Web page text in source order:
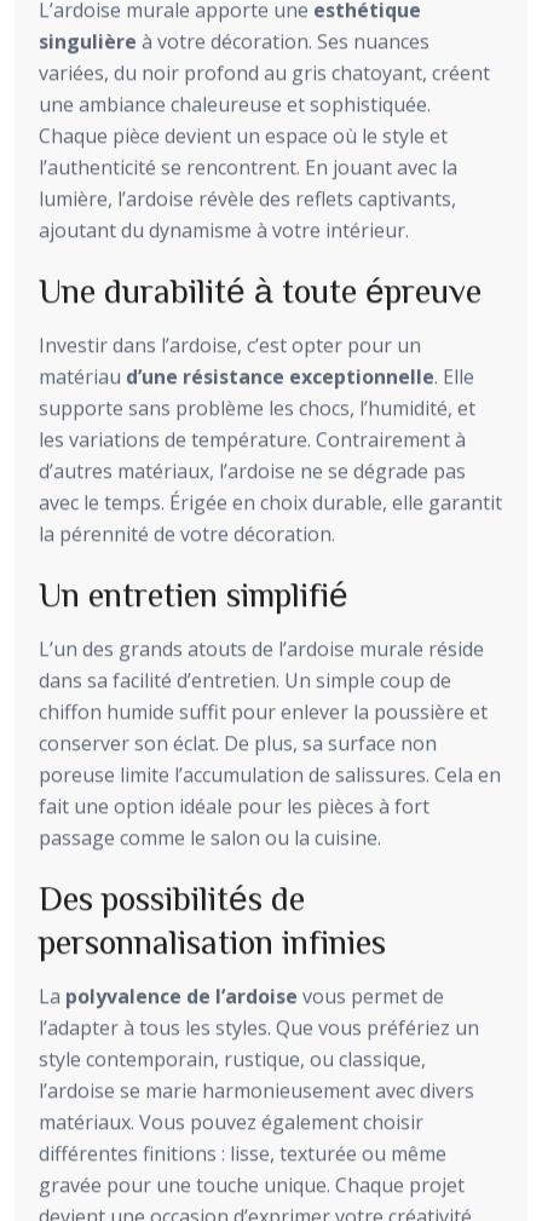
L’ardoise murale apporte une esthétique
singulière à votre décoration. Ses nuances
variées, du noir profond au gris chatoyant, créent
une ambiance chaleureuse et sophistiquée.
Chaque pièce devient un espace où le style et
l’authenticité se rencontrent. En jouant avec la
lumière, l’ardoise révèle des reflets captivants,
ajoutant du dynamisme à votre intérieur.
Une durabilité à toute épreuve
Investir dans l’ardoise, c’est opter pour un
matériau d’une résistance exceptionnelle. Elle
supporte sans problème les chocs, l’humidité, et
les variations de température. Contrairement à
d’autres matériaux, l’ardoise ne se dégrade pas
avec le temps. Érigée en choix durable, elle garantit
la pérennité de votre décoration.
Un entretien simplifié
L’un des grands atouts de l’ardoise murale réside
dans sa facilité d’entretien. Un simple coup de
chiffon humide suffit pour enlever la poussière et
conserver son éclat. De plus, sa surface non
poreuse limite l’accumulation de salissures. Cela en
fait une option idéale pour les pièces à fort
passage comme le salon ou la cuisine.
Des possibilités de
personnalisation infinies
La polyvalence de l’ardoise vous permet de
l’adapter à tous les styles. Que vous préfériez un
style contemporain, rustique, ou classique,
l’ardoise se marie harmonieusement avec divers
matériaux. Vous pouvez également choisir
différentes finitions : lisse, texturée ou même
gravée pour une touche unique. Chaque projet